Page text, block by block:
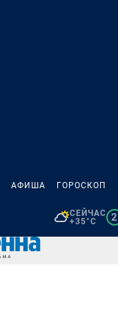
АФИША ГОРОСКОП
СЕЙЧАС
+35°C
2